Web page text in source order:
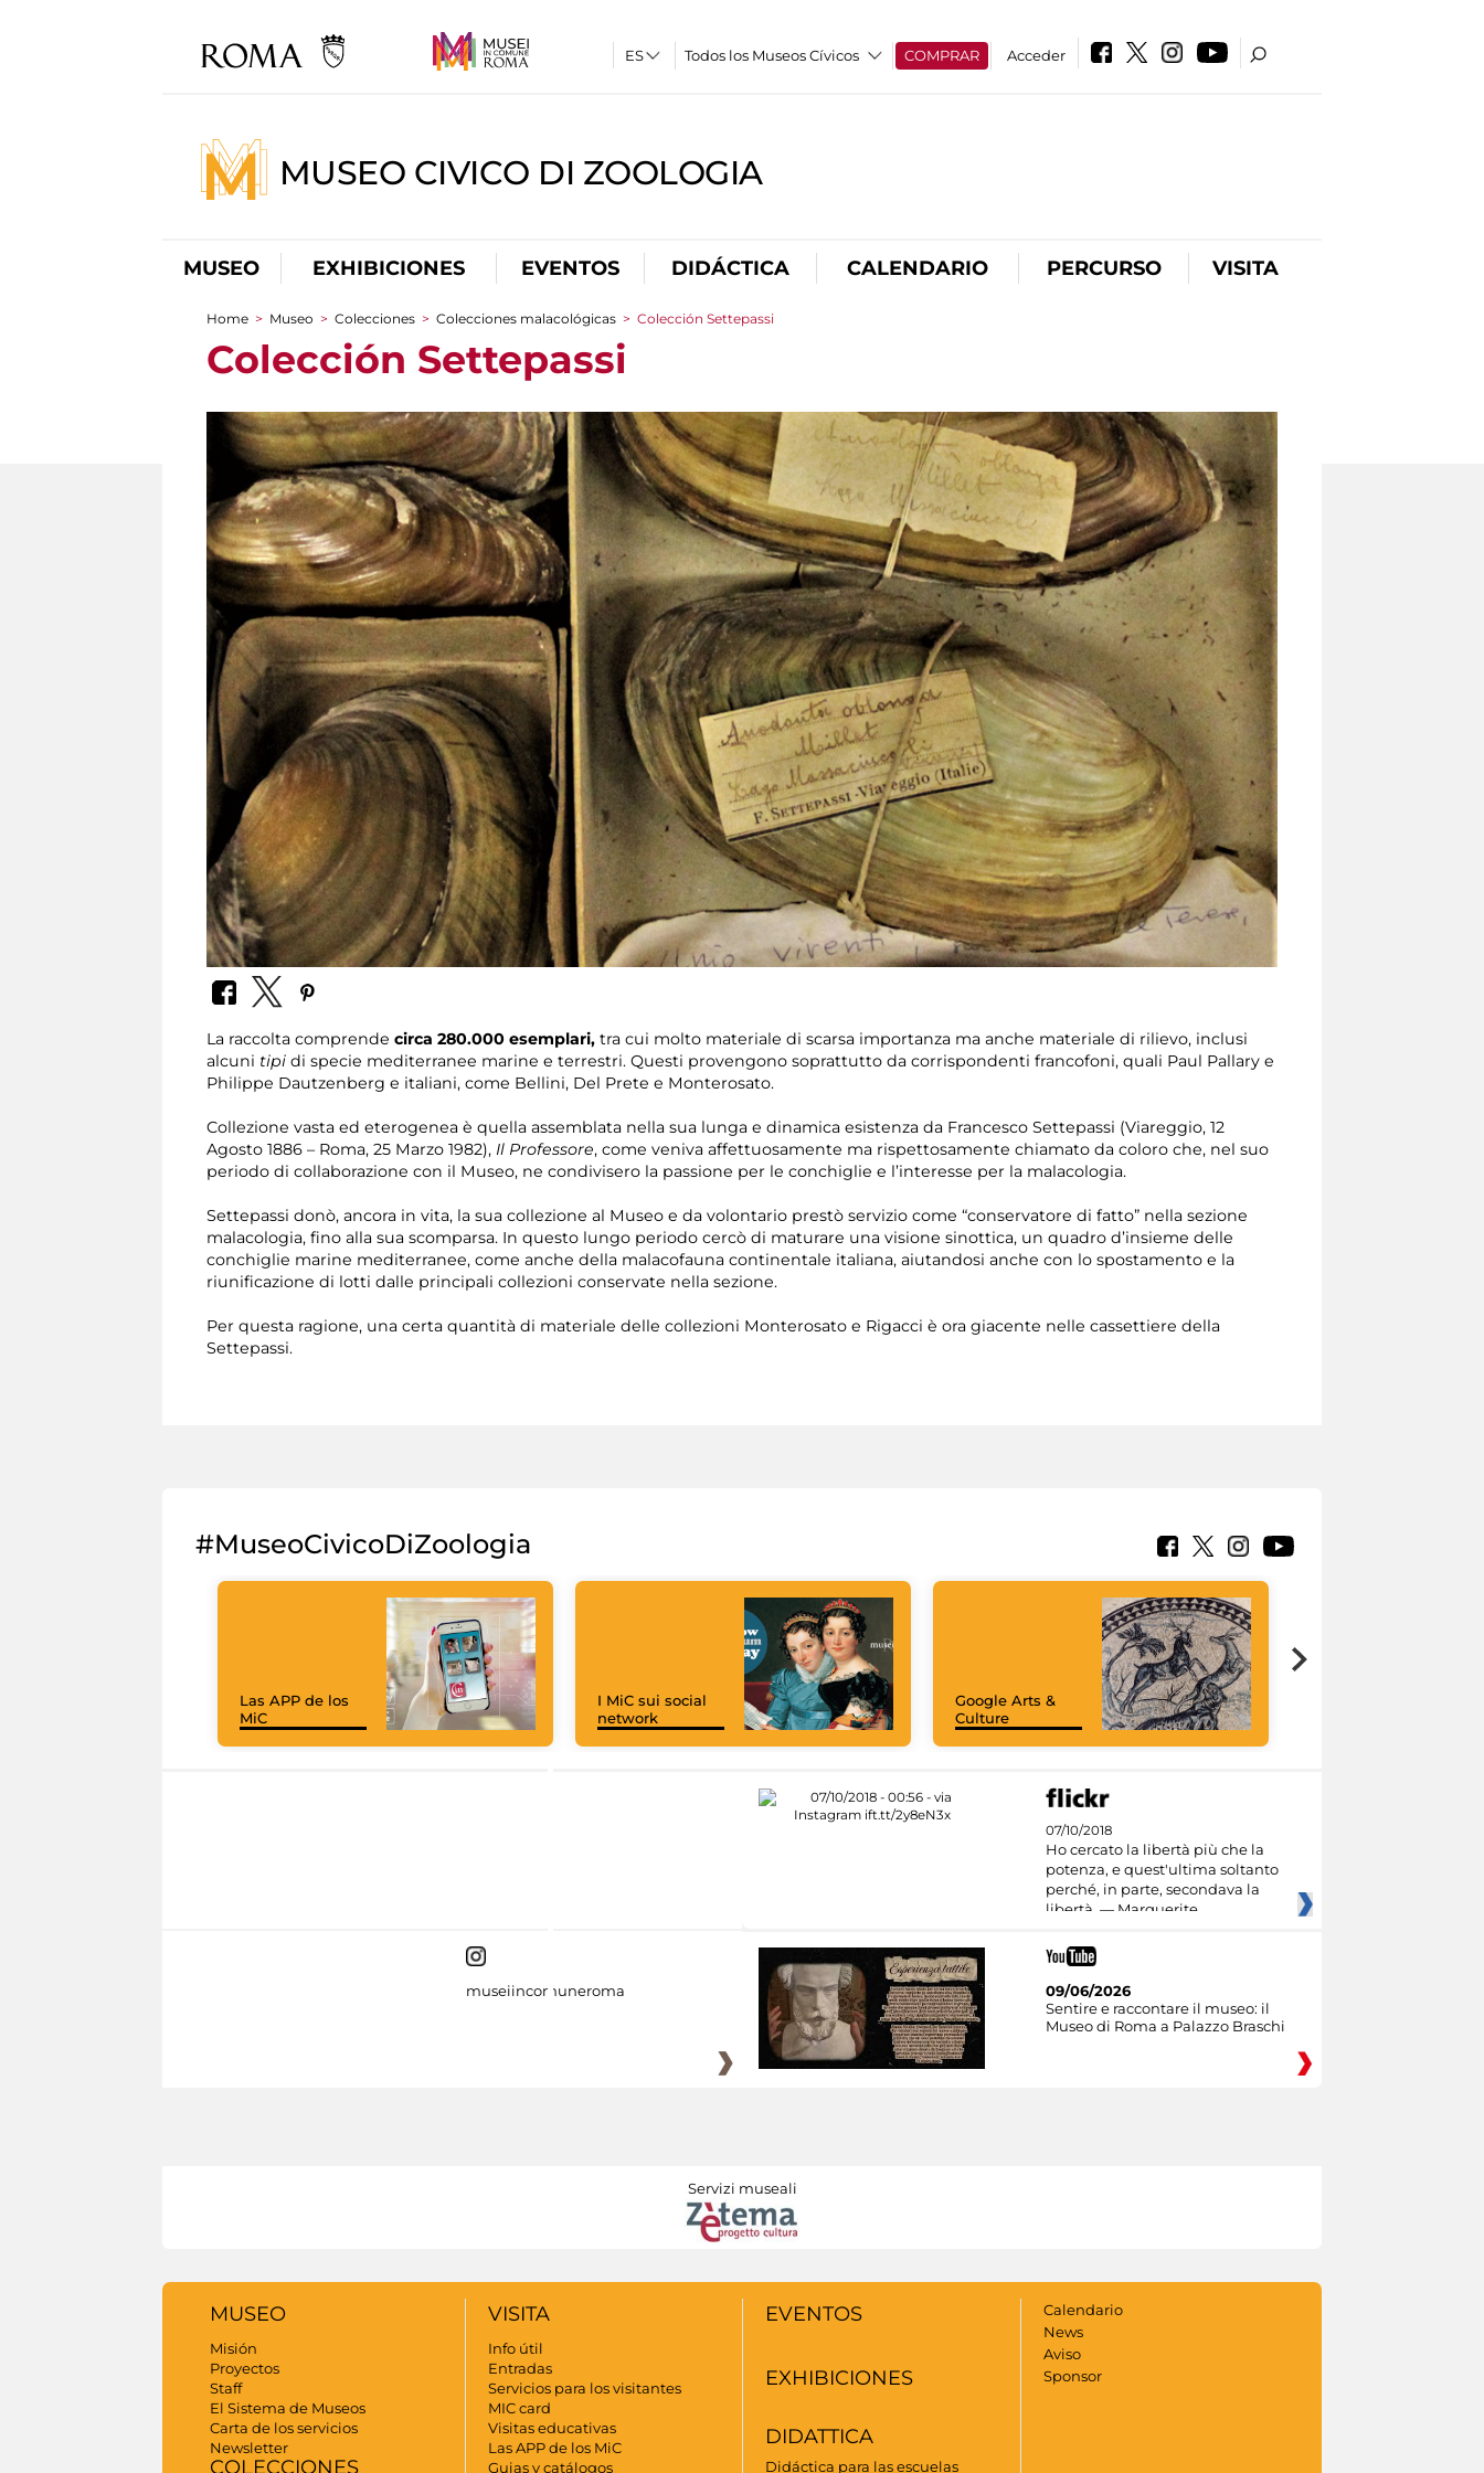
Todos los Museos Cívicos COMPRAR Acceder
MUSEO CIVICO DI ZOOLOGIA
MUSEO EXHIBICIONES EVENTOS DIDÁCTICA CALENDARIO PERCURSO VISITA
You are here
Home > Museo > Colecciones > Colecciones malacológicas > Colección Settepassi
Colección Settepassi
​La raccolta comprende circa 280.000 esemplari, tra cui molto materiale di scarsa importanza ma anche materiale di rilievo, inclusi
alcuni tipi di specie mediterranee marine e terrestri. Questi provengono soprattutto da corrispondenti francofoni, quali Paul Pallary e
Philippe Dautzenberg e italiani, come Bellini, Del Prete e Monterosato.
Collezione vasta ed eterogenea è quella assemblata nella sua lunga e dinamica esistenza da Francesco Settepassi (Viareggio, 12
Agosto 1886 – Roma, 25 Marzo 1982), Il Professore, come veniva affettuosamente ma rispettosamente chiamato da coloro che, nel suo
periodo di collaborazione con il Museo, ne condivisero la passione per le conchiglie e l’interesse per la malacologia.
Settepassi donò, ancora in vita, la sua collezione al Museo e da volontario prestò servizio come “conservatore di fatto” nella sezione
malacologia, fino alla sua scomparsa. In questo lungo periodo cercò di maturare una visione sinottica, un quadro d’insieme delle
conchiglie marine mediterranee, come anche della malacofauna continentale italiana, aiutandosi anche con lo spostamento e la
riunificazione di lotti dalle principali collezioni conservate nella sezione.
Per questa ragione, una certa quantità di materiale delle collezioni Monterosato e Rigacci è ora giacente nelle cassettiere della
Settepassi.
#MuseoCivicoDiZoologia
Las APP de los
MiC
I MiC sui social
network
Google Arts &
Culture
07/10/2018
Ho cercato la libertà più che la
potenza, e quest'ultima soltanto
perché, in parte, secondava la
libertà. — Marguerite
museiincomuneroma
09/06/2026
Sentire e raccontare il museo: il
Museo di Roma a Palazzo Braschi
Servizi museali
MUSEO
Misión
Proyectos
Staff
El Sistema de Museos
Carta de los servicios
Newsletter
COLECCIONES
VISITA
Info útil
Entradas
Servicios para los visitantes
MIC card
Visitas educativas
Las APP de los MiC
Guias y catálogos
EVENTOS
EXHIBICIONES
DIDATTICA
Didáctica para las escuelas
Calendario
News
Aviso
Sponsor